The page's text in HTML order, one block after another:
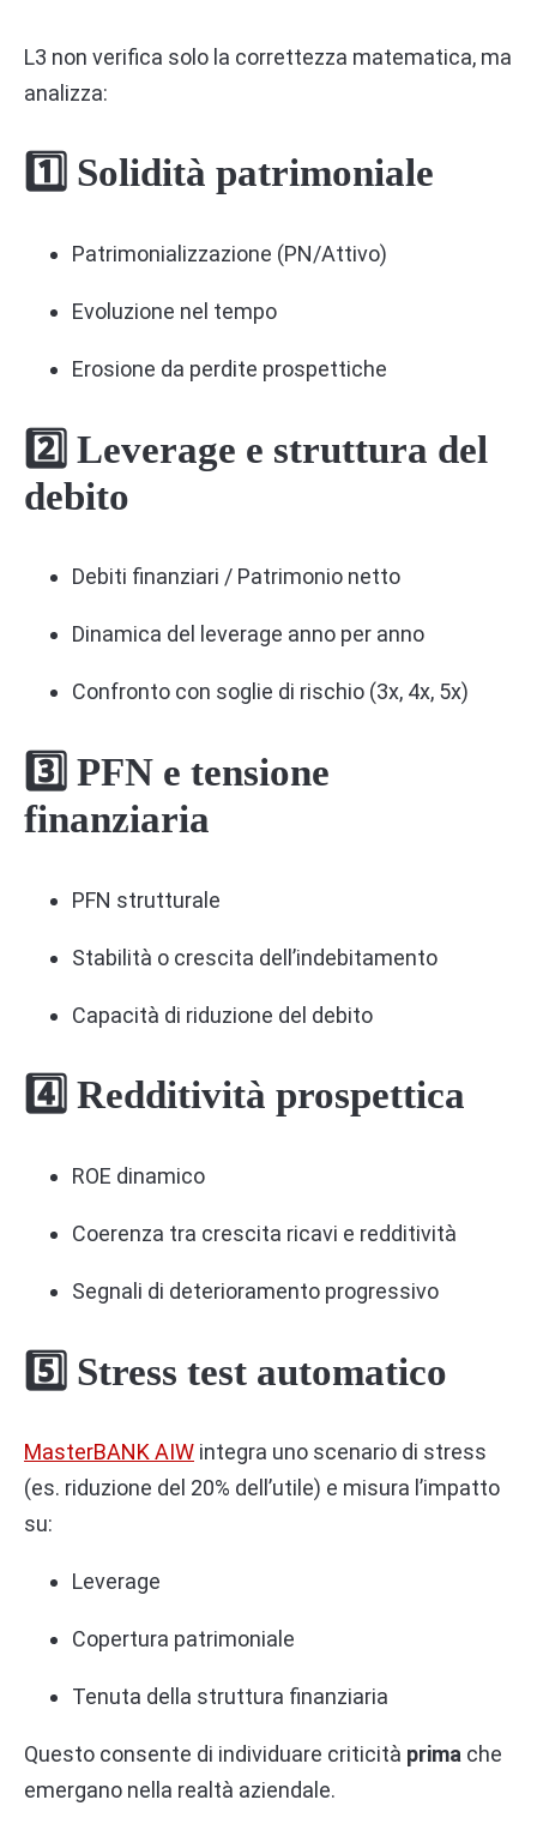
L3 non verifica solo la correttezza matematica, ma
analizza:
1️⃣ Solidità patrimoniale
Patrimonializzazione (PN/Attivo)
Evoluzione nel tempo
Erosione da perdite prospettiche
2️⃣ Leverage e struttura del
debito
Debiti finanziari / Patrimonio netto
Dinamica del leverage anno per anno
Confronto con soglie di rischio (3x, 4x, 5x)
3️⃣ PFN e tensione
finanziaria
PFN strutturale
Stabilità o crescita dell’indebitamento
Capacità di riduzione del debito
4️⃣ Redditività prospettica
ROE dinamico
Coerenza tra crescita ricavi e redditività
Segnali di deterioramento progressivo
5️⃣ Stress test automatico
MasterBANK AIW integra uno scenario di stress
(es. riduzione del 20% dell’utile) e misura l’impatto
su:
Leverage
Copertura patrimoniale
Tenuta della struttura finanziaria
Questo consente di individuare criticità prima che
emergano nella realtà aziendale.